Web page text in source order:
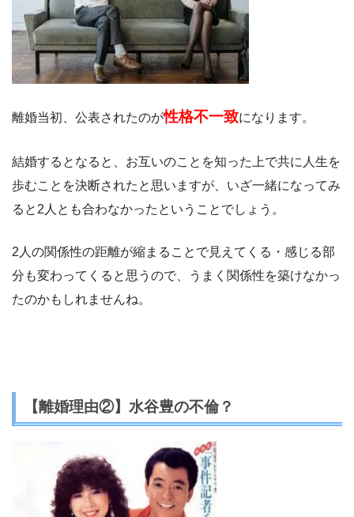
離婚当初、公表されたのが性格不一致になります。
結婚するとなると、お互いのことを知った上で共に人生を
歩むことを決断されたと思いますが、いざ一緒になってみ
ると2人とも合わなかったということでしょう。
2人の関係性の距離が縮まることで見えてくる・感じる部
分も変わってくると思うので、うまく関係性を築けなかっ
たのかもしれませんね。
【離婚理由②】水谷豊の不倫？